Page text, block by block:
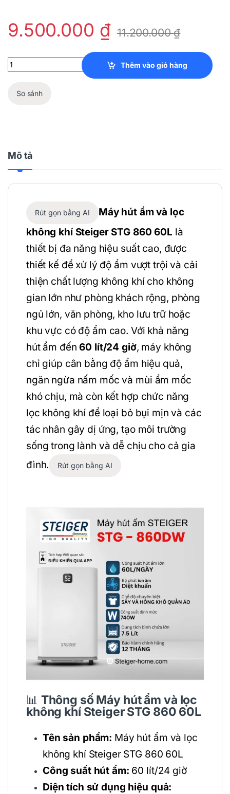
9.500.000 ₫ 11.200.000₫
Máy Hút Ẩm Và Lọc Không Khí Steiger STG 860 60L quantity
Thêm vào giỏ hàng
So sánh
Mô tả
Rút gọn bằng AI
Máy hút ẩm và lọc
không khí Steiger STG 860 60L là
thiết bị đa năng hiệu suất cao, được
thiết kế để xử lý độ ẩm vượt trội và cải
thiện chất lượng không khí cho không
gian lớn như phòng khách rộng, phòng
ngủ lớn, văn phòng, kho lưu trữ hoặc
khu vực có độ ẩm cao. Với khả năng
hút ẩm đến60 lít/24 giờ, máy không
chỉ giúp cân bằng độ ẩm hiệu quả,
ngăn ngừa nấm mốc và mùi ẩm mốc
khó chịu, mà còn kết hợp chức năng
lọc không khí để loại bỏ bụi mịn và các
tác nhân gây dị ứng, tạo môi trường
sống trong lành và dễ chịu cho cả gia
đình.
Rút gọn bằng AI
📊 Thông sốMáy hút ẩm và lọc
không khí Steiger STG 860 60L
Tên sản phẩm: Máy hút ẩm và lọc
không khí Steiger STG 860 60L
Công suất hút ẩm: 60 lít/24 giờ
Diện tích sử dụng hiệu quả: